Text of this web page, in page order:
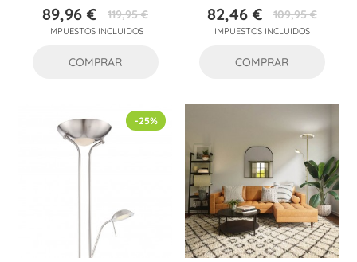
Precio
89,96 €Precio
base
119,95 €
IMPUESTOS INCLUIDOS
COMPRAR
Precio
82,46 €Precio
base
109,95 €
IMPUESTOS INCLUIDOS
COMPRAR
-25%